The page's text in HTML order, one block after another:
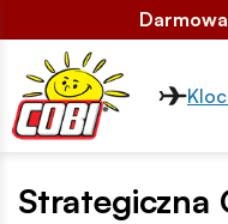
Strategiczna